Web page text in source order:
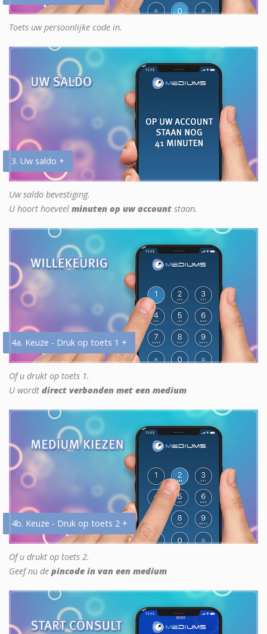
Toets uw persoonlijke code in.
3. Uw saldo +
Uw saldo bevestiging.
U hoort hoeveel minuten op uw account staan.
4a. Keuze - Druk op toets 1 +
Of u drukt op toets 1.
U wordt direct verbonden met een medium
4b. Keuze - Druk op toets 2 +
Of u drukt op toets 2.
Geef nu de pincode in van een medium